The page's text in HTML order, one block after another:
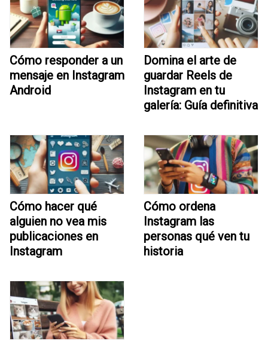
Cómo responder a un
mensaje en Instagram
Android
Domina el arte de
guardar Reels de
Instagram en tu
galería: Guía definitiva
Cómo hacer qué
alguien no vea mis
publicaciones en
Instagram
Cómo ordena
Instagram las
personas qué ven tu
historia